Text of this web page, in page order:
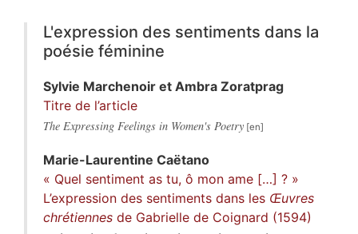
L'expression des sentiments dans la
poésie féminine
Sylvie Marchenoir et Ambra Zoratprag
Titre de l’article
The Expressing Feelings in Women's Poetry
Marie-Laurentine Caëtano
« Quel sentiment as tu, ô mon ame […] ? »
L’expression des sentiments dans les Œuvres
chrétiennes de Gabrielle de Coignard (1594)